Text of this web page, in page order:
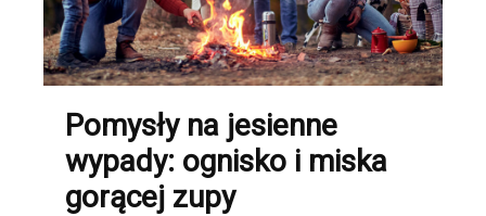
Pomysły na jesienne
wypady: ognisko i miska
gorącej zupy